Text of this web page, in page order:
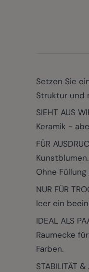
Setzen Sie
Struktur und
SIEHT AUS
Keramik -
FÜR
Ohne
NUR FÜR
leer ein
IDEAL ALS
Raumecke
Farben.
STABILITÄT